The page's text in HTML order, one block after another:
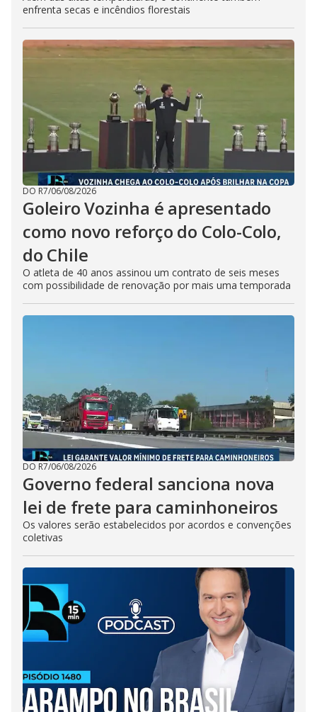
enfrenta secas e incêndios florestais
DO R7/06/08/2026
Goleiro Vozinha é apresentado
como novo reforço do Colo-Colo,
do Chile
O atleta de 40 anos assinou um contrato de seis meses
com possibilidade de renovação por mais uma temporada
DO R7/06/08/2026
Governo federal sanciona nova
lei de frete para caminhoneiros
Os valores serão estabelecidos por acordos e convenções
coletivas